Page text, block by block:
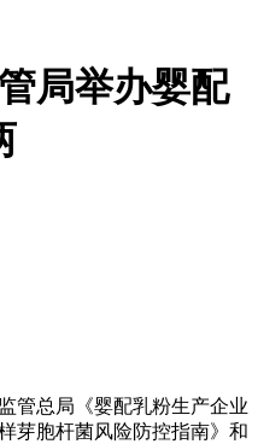
局举办婴配
总局《婴配乳粉生产企业
芽胞杆菌风险防控指南》和